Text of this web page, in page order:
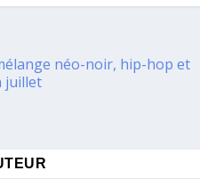
néo-noir, hip-hop et
juillet